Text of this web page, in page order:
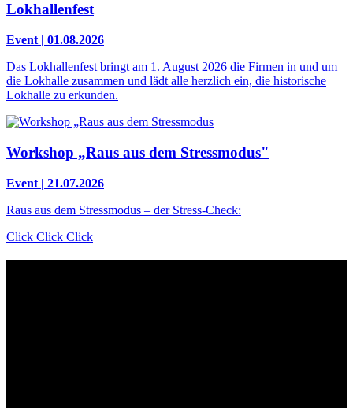
Lokhallenfest
Event | 01.08.2026
Das Lokhallenfest bringt am 1. August 2026 die Firmen in und um
die Lokhalle zusammen und lädt alle herzlich ein, die historische
Lokhalle zu erkunden.
Workshop „Raus aus dem Stressmodus"
Event | 21.07.2026
Raus aus dem Stressmodus – der Stress-Check:
Click Click Click